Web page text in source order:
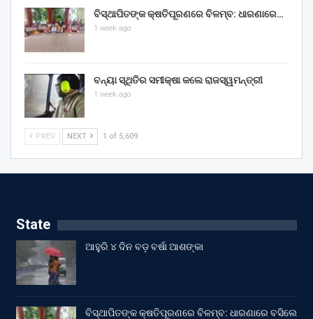
ବିସ୍ଥାପିତଙ୍କ କ୍ଷତିପୂରଣରେ ବିଳମ୍ବ: ଧାରଣାରେ…
1 week ago
ବନ୍ୟା ସ୍ଥିତିର ସମୀକ୍ଷା କଲେ ରାଜସ୍ୱମନ୍ତ୍ରୀ
1 week ago
PREV NEXT 1 of 5,609
State
ଆହୁରି ୪ ଦିନ ବଡ଼ ବର୍ଷା ଆଶଙ୍କା
ବିସ୍ଥାପିତଙ୍କ କ୍ଷତିପୂରଣରେ ବିଳମ୍ବ: ଧାରଣାରେ ବସିଲେ